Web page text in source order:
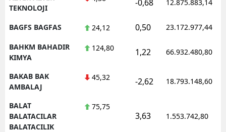
TEKNOLOJI
-0,68 12.875.883,14
BAGFS BAGFAS 24,12 0,50 23.172.977,44
BAHKM BAHADIR
KIMYA
124,80 1,22 66.932.480,80
BAKAB BAK
AMBALAJ
45,32 -2,62 18.793.148,60
BALAT
BALATACILAR
BALATACILIK
75,75
3,63 1.553.742,80